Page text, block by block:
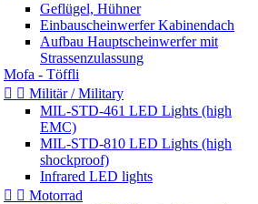
Geflügel, Hühner
Einbauscheinwerfer Kabinendach
Aufbau Hauptscheinwerfer mit
Strassenzulassung
Mofa - Töffli
  Militär / Military
MIL-STD-461 LED Lights (high
EMC)
MIL-STD-810 LED Lights (high
shockproof)
Infrared LED lights
  Motorrad